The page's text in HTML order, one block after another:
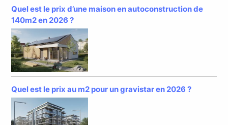
Quel est le prix d’une maison en autoconstruction de
140m2 en 2026 ?
Quel est le prix au m2 pour un gravistar en 2026 ?